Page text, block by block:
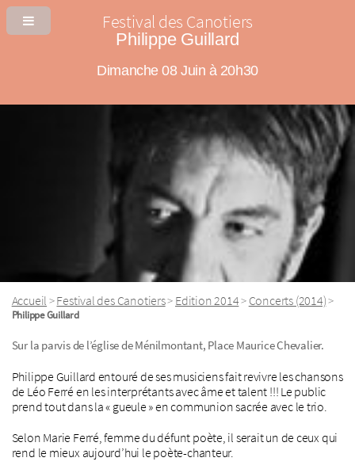
Festival des Canotiers
Philippe Guillard
Dimanche 08 Juin à 20h30
Accueil >Festival des Canotiers> Edition 2014> Concerts (2014)>
Philippe Guillard
Sur la parvis de l’église de Ménilmontant, Place Maurice Chevalier.
Philippe Guillard entouré de ses musiciens fait revivre les chansons
de Léo Ferré en les interprétants avec âme et talent !!! Le public
prend tout dans la « gueule » en communion sacrée avec le trio.
Selon Marie Ferré, femme du défunt poète, il serait un de ceux qui
rend le mieux aujourd’hui le poète-chanteur.